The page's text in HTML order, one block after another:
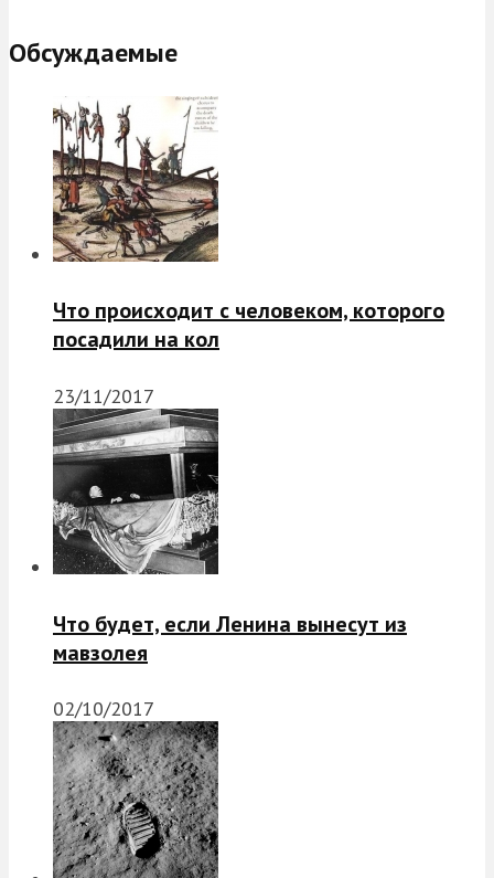
Обсуждаемые
Что происходит с человеком, которого
посадили на кол
23/11/2017
Что будет, если Ленина вынесут из
мавзолея
02/10/2017